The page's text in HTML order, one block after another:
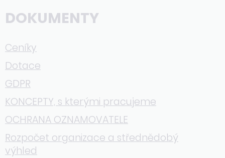
DOKUMENTY
Ceníky
Dotace
GDPR
KONCEPTY, s kterými pracujeme
OCHRANA OZNAMOVATELE
Rozpočet organizace a střednědobý
výhled